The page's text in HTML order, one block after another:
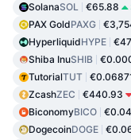
SolanaSOL €65.88
PAX GoldPAXG
HyperliquidHYPE
Shiba InuSHIB
TutorialTUT
ZcashZEC €440.93
BiconomyBICO
DogecoinDOGE